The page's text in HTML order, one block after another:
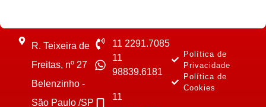
R. Teixeira de
Freitas, nº 27
Belenzinho -
São Paulo /SP
11 2291.7085
11
98839.6181
11
Política de
Privacidade
Política de
Cookies